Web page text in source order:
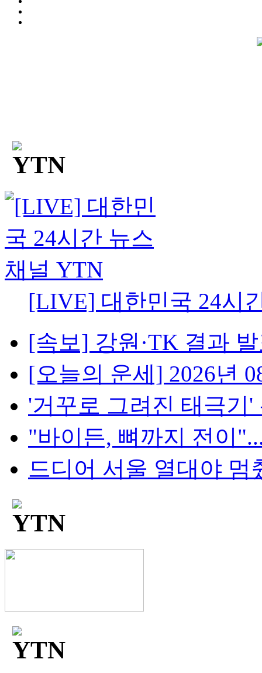
[LIVE] 대한민국 24시
[속보] 강원·TK 결과
[오늘의 운세] 2026년
'거꾸로 그려진 태극기'
"바이든, 뼈까지 전이
드디어 서울 열대야 멈